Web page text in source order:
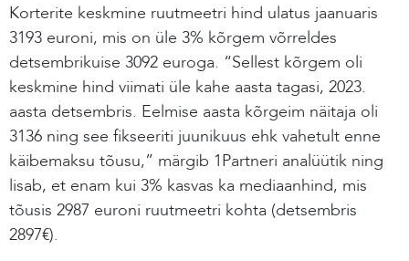
Korterite keskmine ruutmeetri hind ulatus jaanuaris
3193 euroni, mis on üle 3% kõrgem võrreldes
detsembrikuise 3092 euroga. “Sellest kõrgem oli
keskmine hind viimati üle kahe aasta tagasi, 2023.
aasta detsembris. Eelmise aasta kõrgeim näitaja oli
3136 ning see fikseeriti juunikuus ehk vahetult enne
käibemaksu tõusu,” märgib 1Partneri analüütik ning
lisab, et enam kui 3% kasvas ka mediaanhind, mis
tõusis 2987 euroni ruutmeetri kohta (detsembris
2897€).